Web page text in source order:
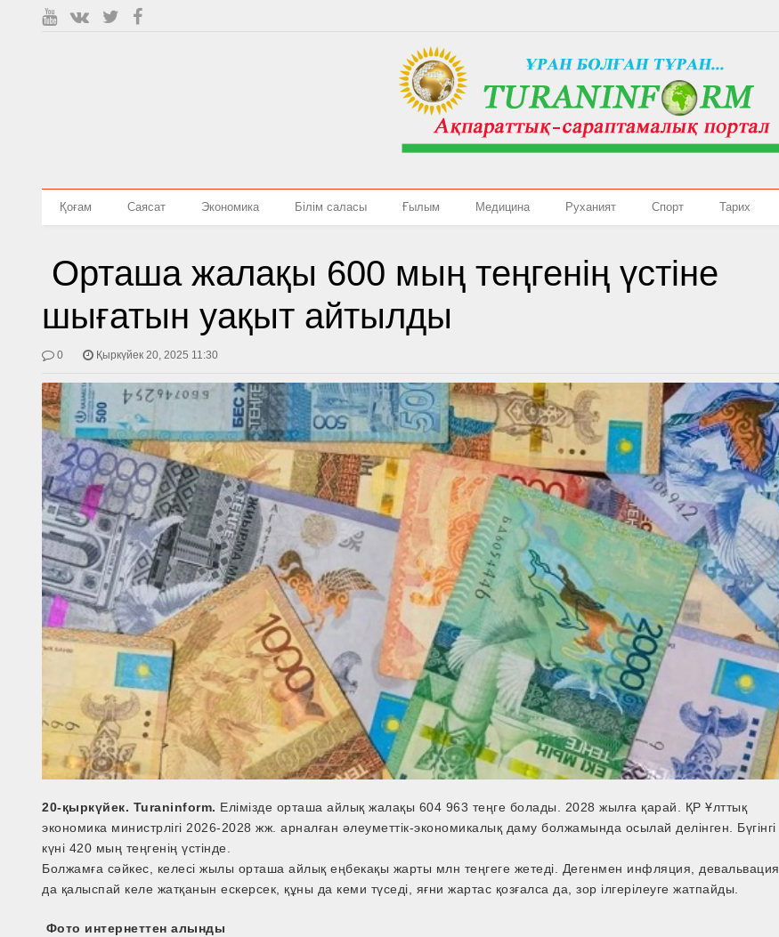
Қоғам Саясат Экономика Білім саласы Ғылым Медицина Руханият Спорт Тарих
Орташа жалақы 600 мың теңгенің үстіне
шығатын уақыт айтылды
0 Қыркүйек 20, 2025 11:30
20-қыркүйек. Turaninform. Елімізде орташа айлық жалақы 604 963 теңге болады. 2028 жылға қарай. ҚР Ұлттық
экономика министрлігі 2026-2028 жж. арналған әлеуметтік-экономикалық даму болжамында осылай делінген. Бүгінгі
күні 420 мың теңгенің үстінде.
Болжамға сәйкес, келесі жылы орташа айлық еңбекақы жарты млн теңгеге жетеді. Дегенмен инфляция, девальвация
да қалыспай келе жатқанын ескерсек, құны да кеми түседі, яғни жартас қозғалса да, зор ілгерілеуге жатпайды.
Фото интернеттен алынды